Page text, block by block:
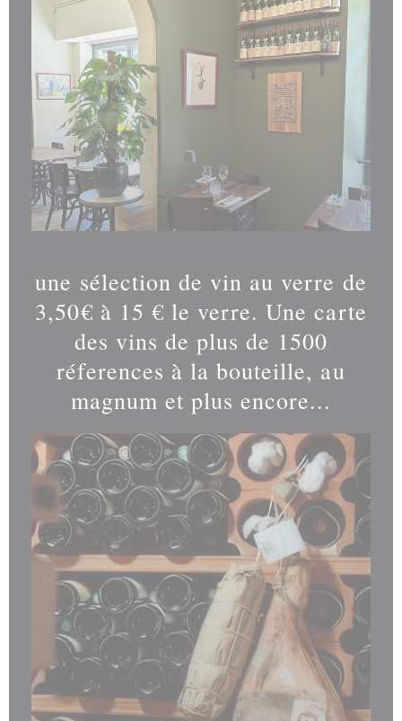
une sélection de vin au verre de
3,50€ à 15 € le verre. Une carte
des vins de plus de 1500
réferences à la bouteille, au
magnum et plus encore...